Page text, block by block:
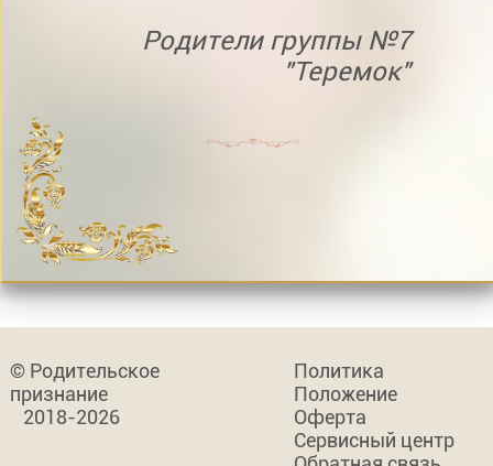
Родители группы №7
"Теремок"
© Родительское
признание
2018-2026
Политика
Положение
Оферта
Сервисный центр